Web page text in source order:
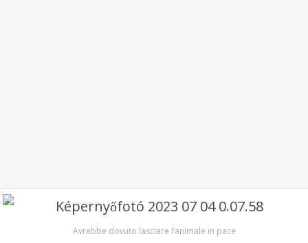
Avrebbe dovuto lasciare l’animale in pace